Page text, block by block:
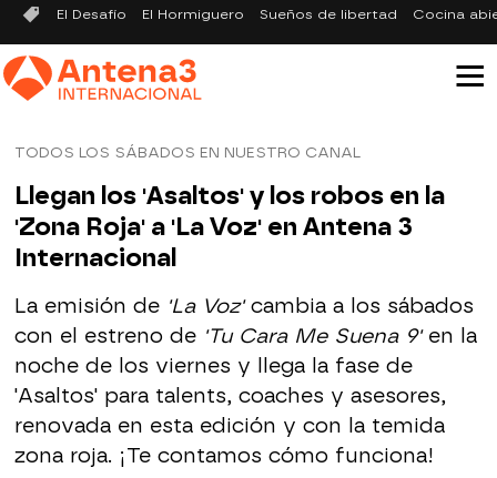
El Desafío El Hormiguero Sueños de libertad Cocina
TODOS LOS SÁBADOS EN NUESTRO CANAL
Llegan los 'Asaltos' y los robos en la
'Zona Roja' a 'La Voz' en Antena 3
Internacional
La emisión de'La Voz'cambia a los sábados
con el estreno de'Tu Cara Me Suena 9' en la
noche de los viernes y llega la fase de
'Asaltos' para talents, coaches y asesores,
renovada en esta edición y con la temida
zona roja. ¡Te contamos cómo funciona!